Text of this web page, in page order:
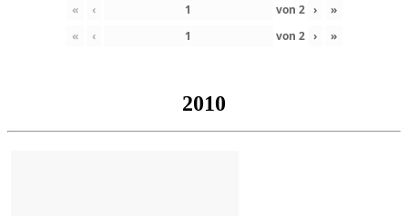
« ‹ von 2 ›
»
«
‹ von 2 › »
2010